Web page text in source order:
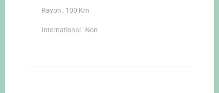
Rayon : 100 Km
International : Non